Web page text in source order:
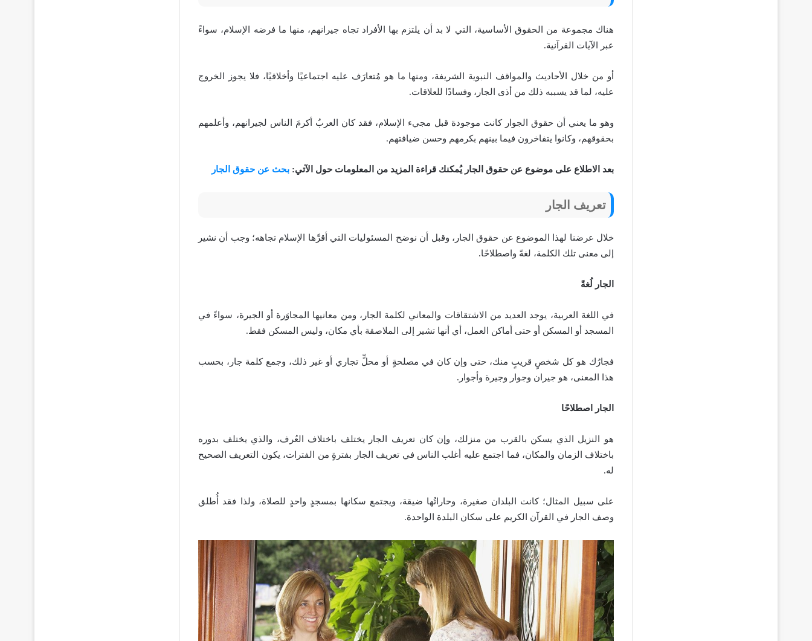
هناك مجموعة من الحقوق الأساسية، التي لا بد أن يلتزم بها الأفراد تجاه جيرانهم، منها ما فرضه الإسلام، سواءً
عبر الآيات القرآنية.
أو من خلال الأحاديث والمواقف النبوية الشريفة، ومنها ما هو مُتعارَف عليه اجتماعيًا وأخلاقيًا، فلا يجوز الخروج
عليه، لما قد يسببه ذلك من أذى الجار، وفسادًا للعلاقات.
وهو ما يعني أن حقوق الجوار كانت موجودة قبل مجيء الإسلام، فقد كان العربُ أكرمَ الناس لجيرانهم، وأعلمهم
بحقوقهم، وكانوا يتفاخرون فيما بينهم بكرمهم وحسن ضيافتهم.
بعد الاطلاع على موضوع عن حقوق الجار يُمكنك قراءة المزيد من المعلومات حول الآتي: بحث عن حقوق الجار
تعريف الجار
خلال عرضنا لهذا الموضوع عن حقوق الجار، وقبل أن نوضح المسئوليات التي أقرَّها الإسلام تجاهه؛ وجب أن نشير
إلى معنى تلك الكلمة، لغةً واصطلاحًا.
الجار لُغةً
في اللغة العربية، يوجد العديد من الاشتقاقات والمعاني لكلمة الجار، ومن معانيها المجاوَرة أو الجيرة، سواءً في
المسجد أو المسكن أو حتى أماكن العمل، أي أنها تشير إلى الملاصقة بأي مكان، وليس المسكن فقط.
فجارُك هو كل شخصٍ قريبٍ منك، حتى وإن كان في مصلحةٍ أو محلٍّ تجاري أو غير ذلك، وجمع كلمة جار، بحسب
هذا المعنى، هو جيران وجوار وجيرة وأجوار.
الجار اصطلاحًا
هو النزيل الذي يسكن بالقرب من منزلك، وإن كان تعريف الجار يختلف باختلاف العُرف، والذي يختلف بدوره
باختلاف الزمان والمكان، فما اجتمع عليه أغلب الناس في تعريف الجار بفترةٍ من الفترات، يكون التعريف الصحيح
له.
على سبيل المثال؛ كانت البلدان صغيرة، وحاراتُها ضيقة، ويجتمع سكانها بمسجدٍ واحدٍ للصلاة، ولذا فقد أُطلق
وصف الجار في القرآن الكريم على سكان البلدة الواحدة.